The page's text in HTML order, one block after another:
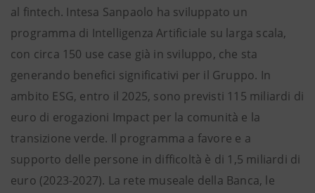
al fintech. Intesa Sanpaolo ha sviluppato un
programma di Intelligenza Artificiale su larga scala,
con circa 150 use case già in sviluppo, che sta
generando benefici significativi per il Gruppo. In
ambito ESG, entro il 2025, sono previsti 115 miliardi di
euro di erogazioni Impact per la comunità e la
transizione verde. Il programma a favore e a
supporto delle persone in difficoltà è di 1,5 miliardi di
euro (2023-2027). La rete museale della Banca, le